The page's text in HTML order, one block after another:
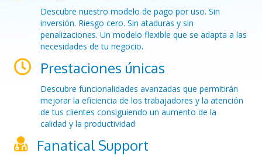
Descubre nuestro modelo de pago por uso. Sin
inversión. Riesgo cero. Sin ataduras y sin
penalizaciones. Un modelo flexible que se adapta a las
necesidades de tu negocio.
Prestaciones únicas
Descubre funcionalidades avanzadas que permitirán
mejorar la eficiencia de los trabajadores y la atención
de tus clientes consiguiendo un aumento de la
calidad y la productividad
Fanatical Support